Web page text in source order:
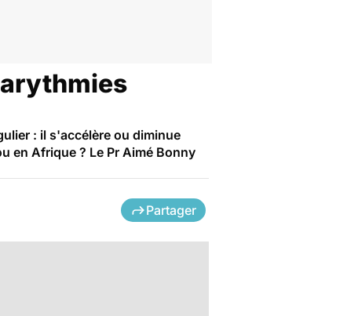
: il s'accélère ou diminue
en Afrique ? Le Pr Aimé Bonny
Partager